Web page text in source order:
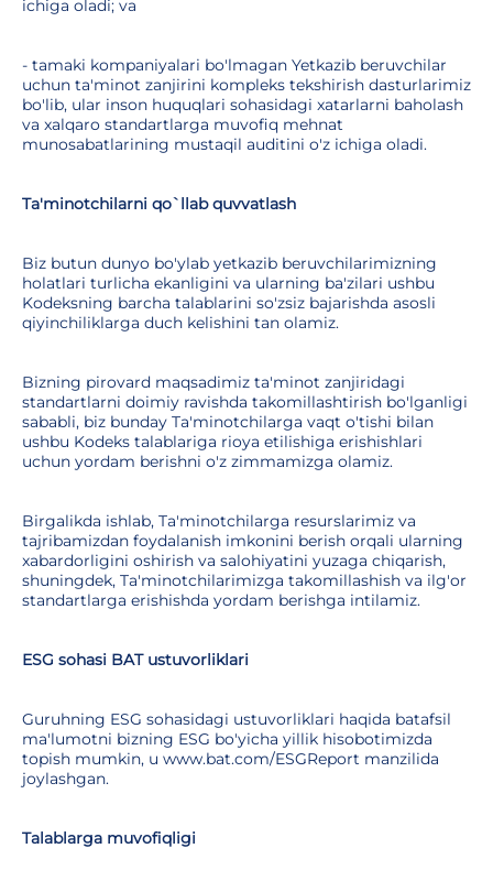
ichiga oladi; va
- tamaki kompaniyalari bo'lmagan Yetkazib beruvchilar
uchun ta'minot zanjirini kompleks tekshirish dasturlarimiz
bo'lib, ular inson huquqlari sohasidagi xatarlarni baholash
va xalqaro standartlarga muvofiq mehnat
munosabatlarining mustaqil auditini o'z ichiga oladi.
Ta'minotchilarni qo`llab quvvatlash
Biz butun dunyo bo'ylab yetkazib beruvchilarimizning
holatlari turlicha ekanligini va ularning ba'zilari ushbu
Kodeksning barcha talablarini so'zsiz bajarishda asosli
qiyinchiliklarga duch kelishini tan olamiz.
Bizning pirovard maqsadimiz ta'minot zanjiridagi
standartlarni doimiy ravishda takomillashtirish bo'lganligi
sababli, biz bunday Ta'minotchilarga vaqt o'tishi bilan
ushbu Kodeks talablariga rioya etilishiga erishishlari
uchun yordam berishni o'z zimmamizga olamiz.
Birgalikda ishlab, Ta'minotchilarga resurslarimiz va
tajribamizdan foydalanish imkonini berish orqali ularning
xabardorligini oshirish va salohiyatini yuzaga chiqarish,
shuningdek, Ta'minotchilarimizga takomillashish va ilg'or
standartlarga erishishda yordam berishga intilamiz.
ESG sohasi BAT ustuvorliklari
Guruhning ESG sohasidagi ustuvorliklari haqida batafsil
ma'lumotni bizning ESG bo'yicha yillik hisobotimizda
topish mumkin, u www.bat.com/ESGReport manzilida
joylashgan.
Talablarga muvofiqligi